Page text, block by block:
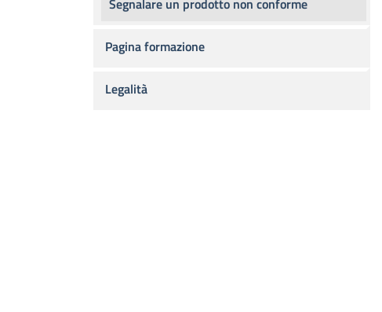
Segnalare un prodotto non conforme
Pagina formazione
Legalità